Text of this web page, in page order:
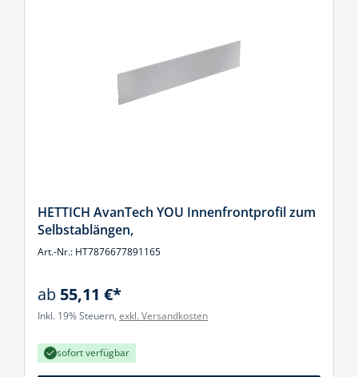
HETTICH AvanTech YOU Innenfrontprofil zum
Selbstablängen,
Art.-Nr.: HT7876677891165
ab 55,11 €*
Inkl. 19% Steuern, exkl. Versandkosten
sofort verfügbar